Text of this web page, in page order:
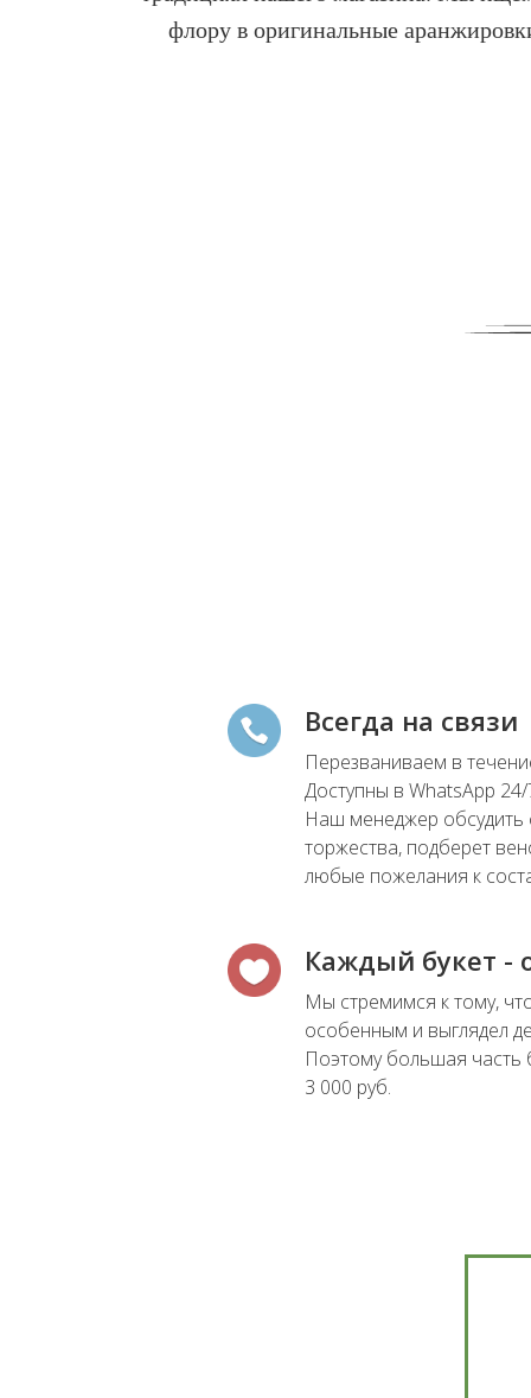
флору в оригинальные
Всегда на связи
Перезваниваем в
Доступны в WhatsApp 24/
Наш менеджер
торжества, подберет
любые пожелания к
Каждый букет -
Мы стремимся к тому,
особенным и выглядел
Поэтому большая
3 000 руб.